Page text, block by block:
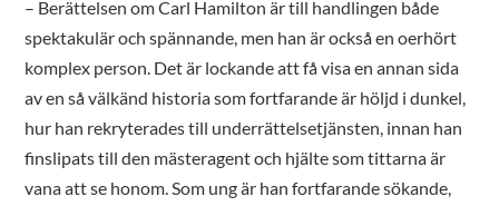
– Berättelsen om Carl Hamilton är till handlingen både
spektakulär och spännande, men han är också en oerhört
komplex person. Det är lockande att få visa en annan sida
av en så välkänd historia som fortfarande är höljd i dunkel,
hur han rekryterades till underrättelsetjänsten, innan han
finslipats till den mästeragent och hjälte som tittarna är
vana att se honom. Som ung är han fortfarande sökande,